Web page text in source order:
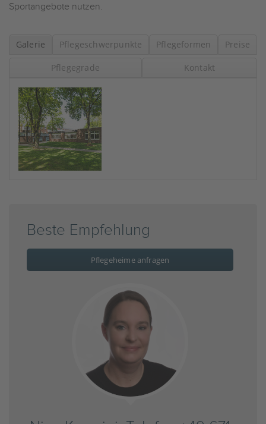
Sportangebote nutzen.
Galerie Pflegeschwerpunkte Pflegeformen Preise
Pflegegrade Kontakt
Beste Empfehlung
Pflegeheime anfragen